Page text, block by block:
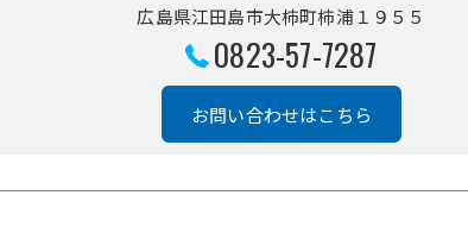
広島県江田島市大柿町柿浦１９５５
0823-57-7287
お問い合わせはこちら